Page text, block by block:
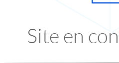
Site en